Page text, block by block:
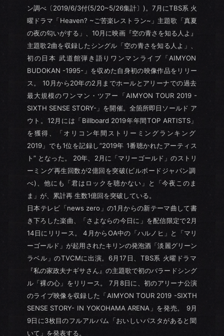
ン調べ〔2019/6/3付(5/20~5/26集計〕)。7月にTBS系 火
曜ドラマ「Heaven? ~ご苦楽レストラン~」主題歌「真夏
の夜の匂いがする」、10月に映画『空の青さを知る人よ』
主題歌2曲を収録したシングル「空の青さを知る人よ」、
初の日本 武道館弾き語りワンマンライブ「AIMYON
BUDOKAN -1995-」を収めた自身初の映像作品をリリー
ス。 10月から20年の2月までホールとアリーナでの過去
最大規模のワンマン・ツアー「AIMYON TOUR 2019 -
SIXTH SENSE STORY-」を開催。全箇所即日ソールド ア
ウト。12月には「Billboard 2019年年間TOP ARTISTS」
を獲得、「オリコン年間ストリーミングランキング
2019」でも1位を記録し”2019年 1番聴かれたアーティス
ト” となった。 20年、2月に「マリーゴールド」のストリ
ーミング再生回数が2億回を突破(ビルボードジャパン調
べ)、他にも「君はロックを聴かない」と「今夜このま
ま」が、累計再 生数1億回を突破している。
日本テレビ「news zero」の1月からの新テーマ曲して書
き下ろした楽曲、「さよならの今日に」を配信限定で2月
14日にリリース。 4月からOA中の「ハルノヒ」と「マリ
ーゴールド」が起用されたキリンの発泡酒「淡麗グリーン
ラベル」のTVCMに出演。6月17日、TBS系 火曜ドラマ
『私の家政夫ナギサさん』の主題歌で初のバラードシング
ル「裸の心」をリリース。 7月8日に、初のアリーナ公演
のライブ映像を収録した「AIMYON TOUR 2019 -SIXTH
SENSE STORY- IN YOKOHAMA ARENA」を発売。 9月
9日に3枚目のフルアルバム「おいしいパスタがあると聞
いて」を発表する。